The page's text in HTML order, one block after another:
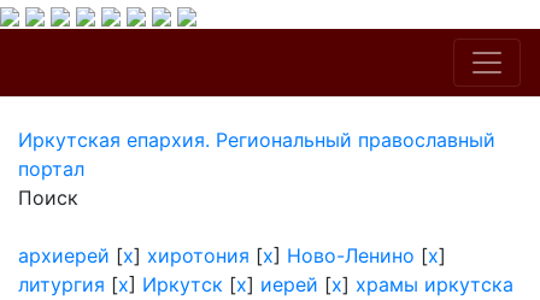
Иркутская епархия. Региональный православный
портал
Поиск
архиерей [x] хиротония [x] Ново-Ленино [x]
литургия [x] Иркутск [x] иерей [x] храмы иркутска